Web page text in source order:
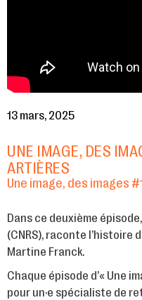
13 mars, 2025
UNE IMAGE, DES
ARTIÈRES
Une image, des images
Dans ce deuxième
(CNRS), raconte l’histoire
Martine Franck.
Chaque épisode d’« Une
pour un·e spécialiste de